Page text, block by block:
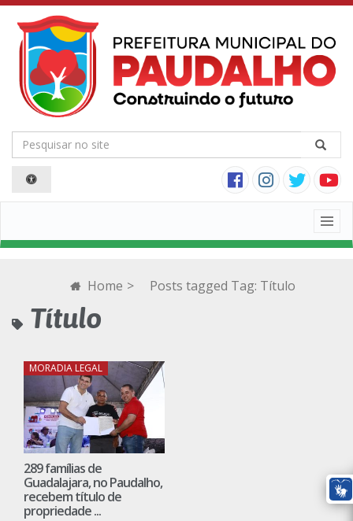
Home > Posts tagged Tag: Título
Título
MORADIA LEGAL
289 famílias de
Guadalajara, no Paudalho,
recebem título de
propriedade ...